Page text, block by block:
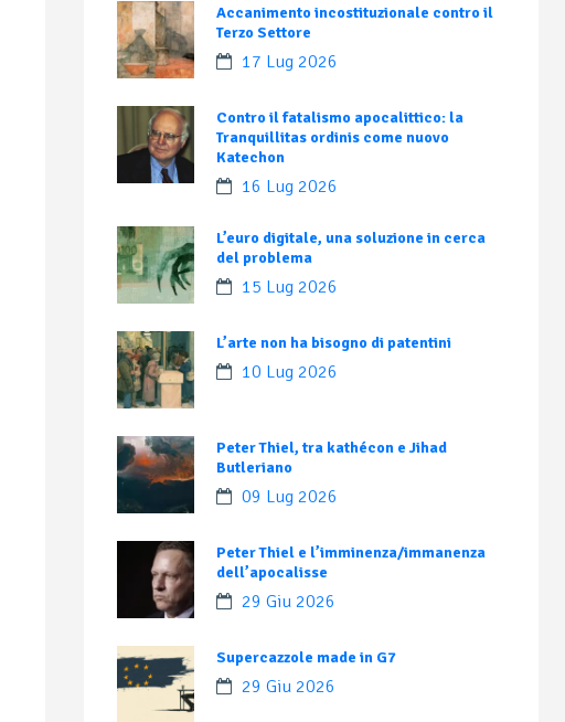
Accanimento incostituzionale contro il
Terzo Settore
17 Lug 2026
Contro il fatalismo apocalittico: la
Tranquillitas ordinis come nuovo
Katechon
16 Lug 2026
L’euro digitale, una soluzione in cerca
del problema
15 Lug 2026
L’arte non ha bisogno di patentini
10 Lug 2026
Peter Thiel, tra kathécon e Jihad
Butleriano
09 Lug 2026
Peter Thiel e l’imminenza/immanenza
dell’apocalisse
29 Giu 2026
Supercazzole made in G7
29 Giu 2026